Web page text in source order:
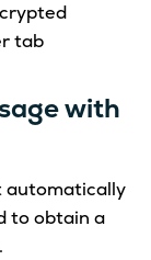
tab
with
automatically
to obtain a